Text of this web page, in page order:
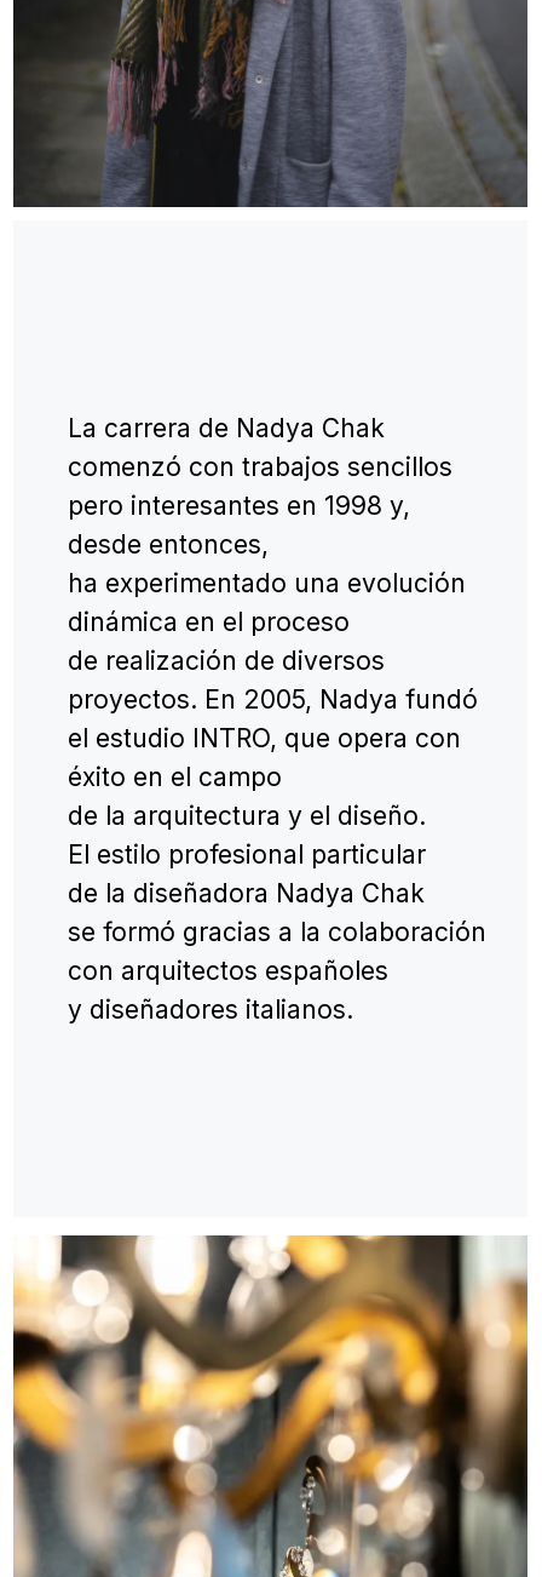
de la arquitectura y el diseño.
El estilo profesional particular
de la diseñadora Nadya Chak
se formó gracias a la colaboración
con arquitectos españoles
y diseñadores italianos.